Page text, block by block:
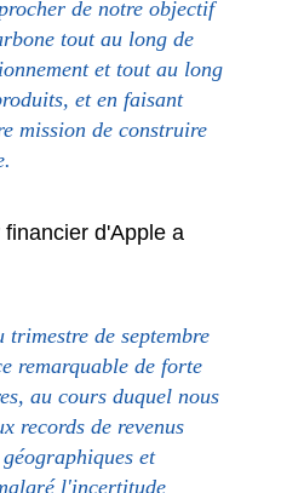
de notre objectif
tout au long de
et tout au long
et en faisant
mission de construire
financier d'Apple a
trimestre de septembre
remarquable de forte
au cours duquel nous
records de revenus
et
l'incertitude